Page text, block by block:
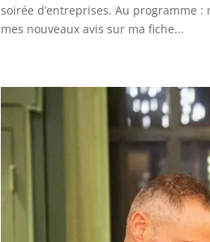
soirée d’entreprises. Au programme
mes nouveaux avis sur ma fiche...